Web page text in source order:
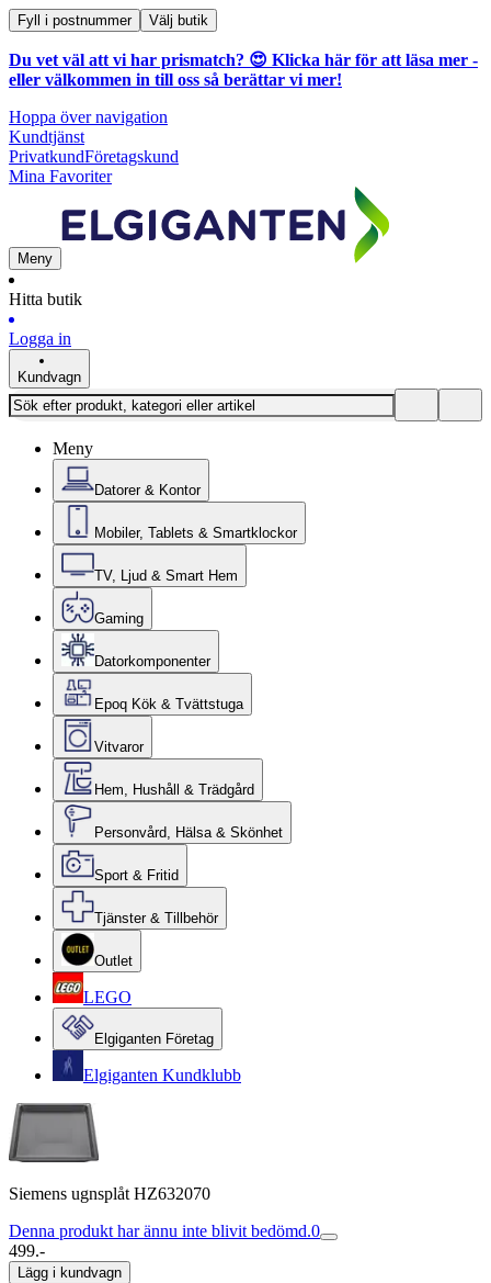
Fyll i postnummer Välj butik
Du vet väl att vi har prismatch? 😍 Klicka här för att läsa mer -
eller välkommen in till oss så berättar vi mer!
Hoppa över navigation
Kundtjänst
PrivatkundFöretagskund
Mina Favoriter
Meny
Hitta butik
Logga in
Kundvagn
Meny
Datorer & Kontor
Mobiler, Tablets & Smartklockor
TV, Ljud & Smart Hem
Gaming
Datorkomponenter
Epoq Kök & Tvättstuga
Vitvaror
Hem, Hushåll & Trädgård
Personvård, Hälsa & Skönhet
Sport & Fritid
Tjänster & Tillbehör
Outlet
LEGO
Elgiganten Företag
Elgiganten Kundklubb
Siemens ugnsplåt HZ632070
Denna produkt har ännu inte blivit bedömd.0
499.-
Lägg i kundvagn